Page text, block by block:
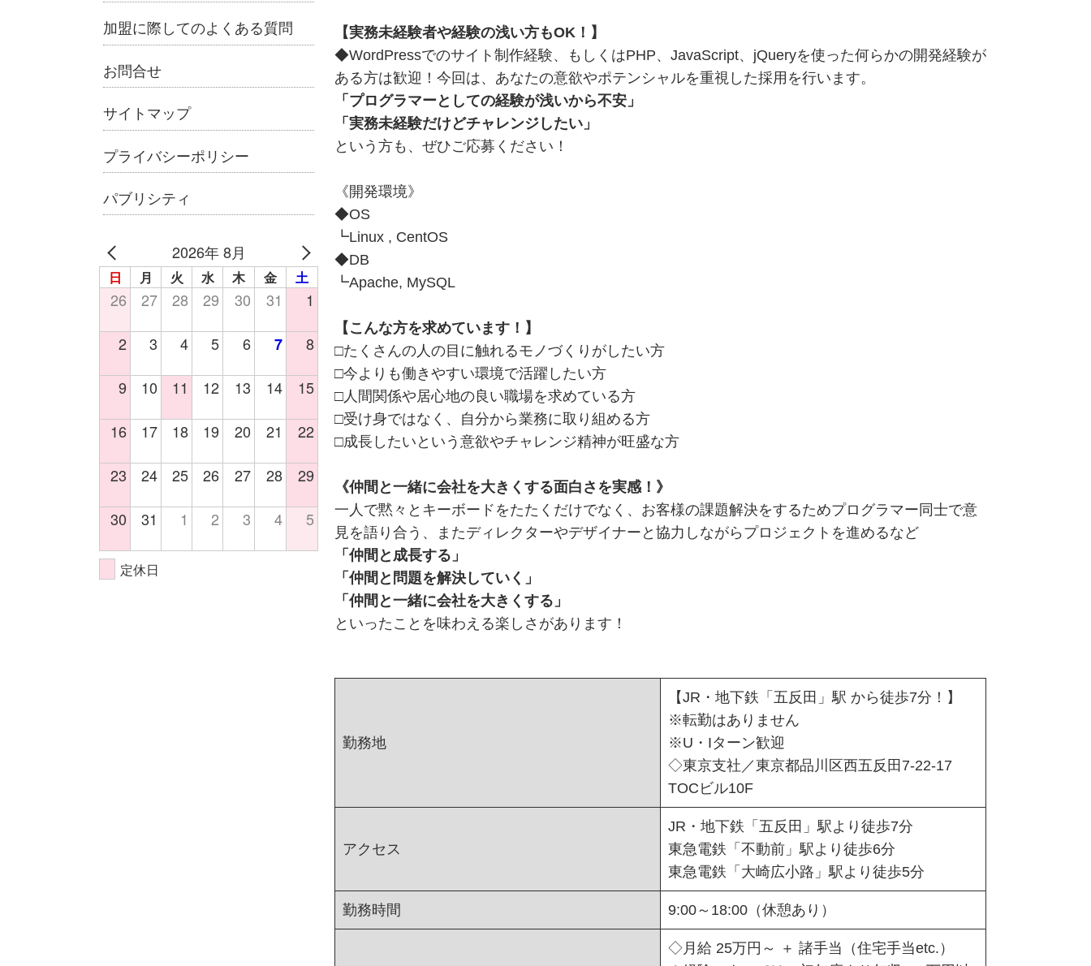
【実務未経験者や経験の浅い方もOK！】
◆WordPressでのサイト制作経験、もしくはPHP、JavaScript、jQueryを使った何らかの開発経験が
ある方は歓迎！今回は、あなたの意欲やポテンシャルを重視した採用を行います。
「プログラマーとしての経験が浅いから不安」
「実務未経験だけどチャレンジしたい」
という方も、ぜひご応募ください！
《開発環境》
◆OS
┗Linux , CentOS
◆DB
┗Apache, MySQL
【こんな方を求めています！】
□たくさんの人の目に触れるモノづくりがしたい方
□今よりも働きやすい環境で活躍したい方
□人間関係や居心地の良い職場を求めている方
□受け身ではなく、自分から業務に取り組める方
□成長したいという意欲やチャレンジ精神が旺盛な方
《仲間と一緒に会社を大きくする面白さを実感！》
一人で黙々とキーボードをたたくだけでなく、お客様の課題解決をするためプログラマー同士で意
見を語り合う、またディレクターやデザイナーと協力しながらプロジェクトを進めるなど
「仲間と成長する」
「仲間と問題を解決していく」
「仲間と一緒に会社を大きくする」
といったことを味わえる楽しさがあります！
勤務地
【JR・地下鉄「五反田」駅 から徒歩7分！】
※転勤はありません
※U・Iターン歓迎
◇東京支社／東京都品川区西五反田7-22-17
TOCビル10F
アクセス
JR・地下鉄「五反田」駅より徒歩7分
東急電鉄「不動前」駅より徒歩6分
東急電鉄「大崎広小路」駅より徒歩5分
勤務時間 9:00～18:00（休憩あり）
◇月給 25万円～ ＋ 諸手当（住宅手当etc.）
加盟に際してのよくある質問
お問合せ
サイトマップ
プライバシーポリシー
パブリシティ
2026年 8月
日 月 火 水 木 金 土
26 27 28 29 30 31 1
2 3 4 5 6 7 8
9 10 11 12 13 14 15
16 17 18 19 20 21 22
23 24 25 26 27 28 29
30 31 1 2 3 4 5
定休日